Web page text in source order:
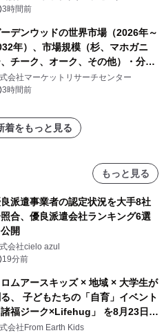
3時間前
デンウッドの世界市場（2026年～
年）、市場規模（杉、マホガニ
チーク、オーク、その他）・分析
ートを発表
会社マーケットリサーチセンター
3時間前
着をもっと見る
もっと見る
派遣事業者の認定状況を大手8社
合、優良派遣会社ランキング6選
開
会社cielo azul
19分前
ムアースキッズ × 地域 × 大学生が
、 子どもたちの「自育」イベント
諸福ジーク×Lifehug」 を8月23日
)開催
会社From Earth Kids